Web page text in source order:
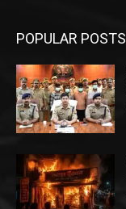
POPULAR POSTS